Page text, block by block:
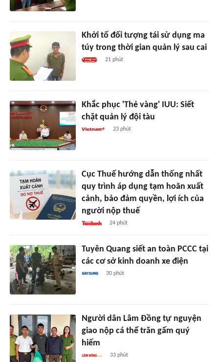
Khởi tố đối tượng tái sử dụng ma
túy trong thời gian quản lý sau cai
21 phút
Khắc phục 'Thẻ vàng' IUU: Siết
chặt quản lý đội tàu
23 phút
Cục Thuế hướng dẫn thống nhất
quy trình áp dụng tạm hoãn xuất
cảnh, bảo đảm quyền, lợi ích của
người nộp thuế
24 phút
Tuyên Quang siết an toàn PCCC tại
các cơ sở kinh doanh xe điện
30 phút
Người dân Lâm Đồng tự nguyện
giao nộp cá thể trăn gấm quý
hiếm
33 phút